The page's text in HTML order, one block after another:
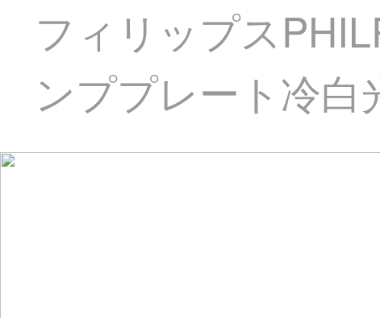
フィリップス
ンププレート冷白